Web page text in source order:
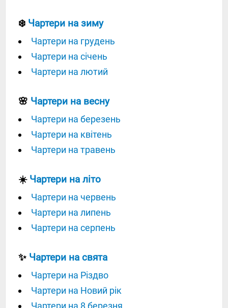
❄️ Чартери на зиму
Чартери на грудень
Чартери на січень
Чартери на лютий
🌸 Чартери на весну
Чартери на березень
Чартери на квітень
Чартери на травень
☀️ Чартери на літо
Чартери на червень
Чартери на липень
Чартери на серпень
✨ Чартери на свята
Чартери на Різдво
Чартери на Новий рік
Чартери на 8 березня